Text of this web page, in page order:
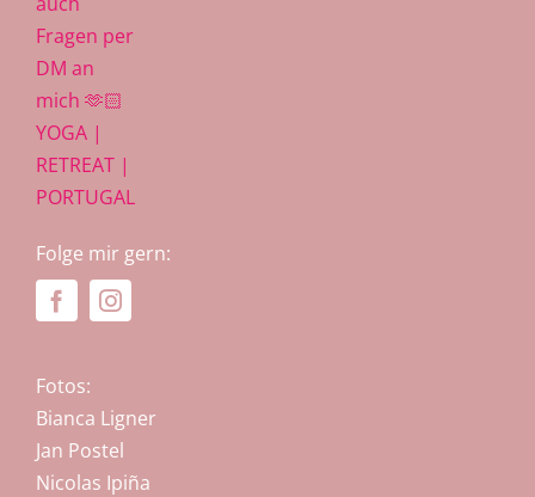
Folge mir gern:
Fotos:
Bianca Ligner
Jan Postel
Nicolas Ipiña